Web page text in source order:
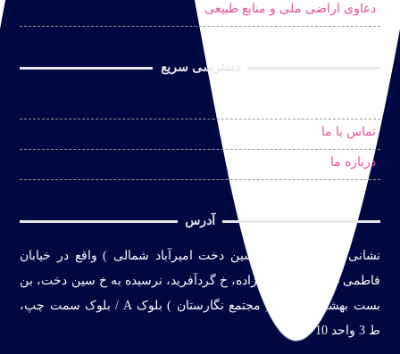
دعاوی اراضی ملی و منابع طبیعی
دسترسی سریع
تماس با ما
درباره ما
آدرس
نشانی: تهران ( محله سین دخت امیرآباد شمالی ) واقع در خیابان
فاطمی غربی، خ اعتماد زاده، خ گردآفرید، نرسیده به خ سین دخت، بن
بست بهشت، پلاک 4 ( مجتمع نگارستان ) بلوک A / بلوک سمت چپ،
ط 3 واحد 10